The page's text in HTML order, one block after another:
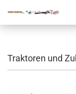
Traktoren und